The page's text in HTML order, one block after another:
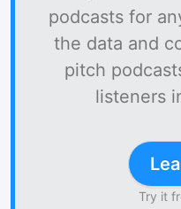
podcasts for
the data and
pitch
listeners
Try it